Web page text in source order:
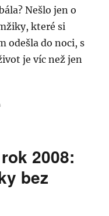
Nešlo jen o
které si
odešla do noci, s
je víc než jen
pro
Soutěž
vstupenky
2008:
bez